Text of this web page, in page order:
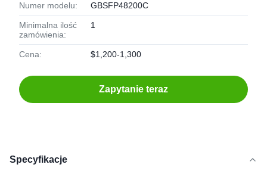
Numer modelu: GBSFP48200C
Minimalna ilość
zamówienia:
1
Cena: $1,200-1,300
Zapytanie teraz
Specyfikacje